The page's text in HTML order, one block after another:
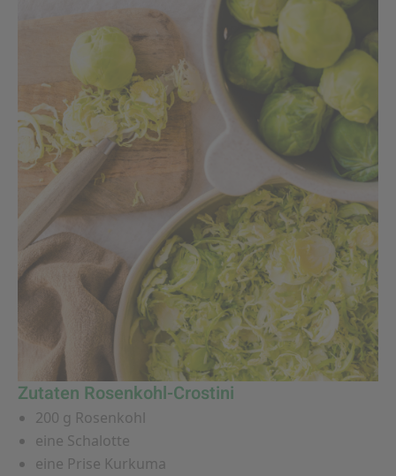
Zutaten Rosenkohl-Crostini
200 g Rosenkohl
eine Schalotte
eine Prise Kurkuma